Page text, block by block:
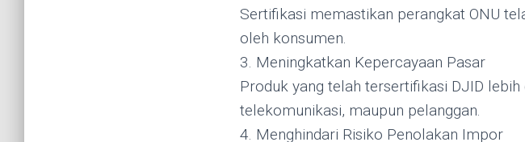
Sertifikasi memastikan perangkat ONU
oleh konsumen.
3. Meningkatkan Kepercayaan Pasar
Produk yang telah tersertifikasi DJID
telekomunikasi, maupun pelanggan.
4. Menghindari Risiko Penolakan Impor